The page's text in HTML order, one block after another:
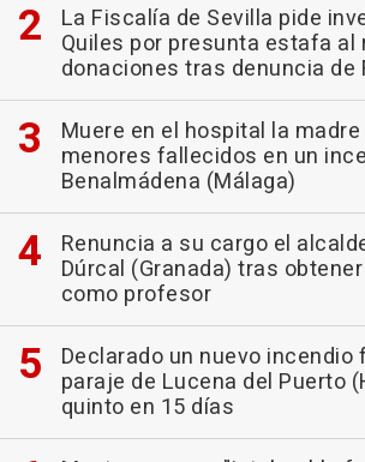
La Fiscalía de Sevilla pide
Quiles por presunta estafa al
donaciones tras denuncia de
Muere en el hospital la
menores fallecidos en un
Benalmádena (Málaga)
Renuncia a su cargo el
Dúrcal (Granada) tras
como profesor
Declarado un nuevo incendio
paraje de Lucena del Puerto
quinto en 15 días